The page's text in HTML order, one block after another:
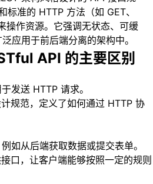
标准的 HTTP 方法（如 GET、
操作资源。它强调无状态、可缓
应用于前后端分离的架构中。
API 的主要区别
发送 HTTP 请求。
规范，定义了如何通过 HTTP 协
如从后端获取数据或提交表单。
口，让客户端能够按照一定的规则